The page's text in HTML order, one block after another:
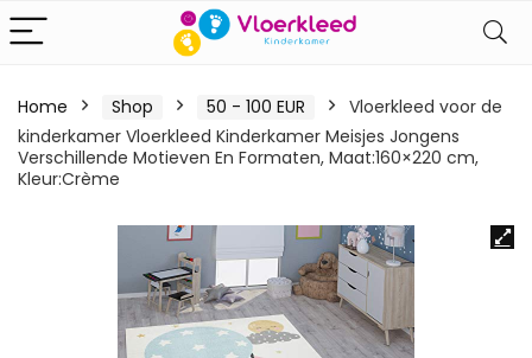
Home Shop 50 - 100 EUR
Vloerkleed voor de
kinderkamer Vloerkleed Kinderkamer Meisjes Jongens
Verschillende Motieven En Formaten, Maat:160×220 cm,
Kleur:Crème